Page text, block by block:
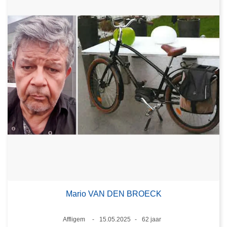
Mario VAN DEN BROECK
Plaats
Affligem
15.05.2025
62 jaar